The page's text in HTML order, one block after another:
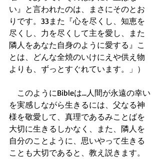
い』と言われたのは、まさにそのとお
りです。33また『心を尽くし、知恵を
尽くし、力を尽くして主を愛し、また
隣人をあなた自身のように愛する』こ
とは、どんな全焼のいけにえや供え物
よりも、ずっとすぐれています。」）
このようにBibleは...人間が永遠の幸い
を実感しながら生きるには、父なる神
様を敬愛して、真理であるみことばを
大切に生きるしかなく、また、隣人を
自分のことように、思いやって生きる
ことも大切であると、教え説きます。